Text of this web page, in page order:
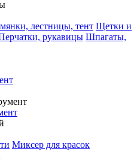
лестницы, тент Щетки и
рукавицы Шпагаты,
Миксер для красок